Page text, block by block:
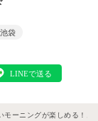
池袋
モーニングが楽しめる！